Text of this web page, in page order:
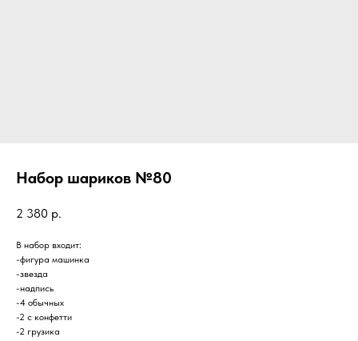
Набор шариков №80
2 380 р.
В набор входит:
-фигура машинка
-звезда
-надпись
-4 обычных
-2 с конфетти
-2 грузика